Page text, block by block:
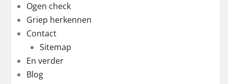
Ogen check
Griep herkennen
Contact
Sitemap
En verder
Blog